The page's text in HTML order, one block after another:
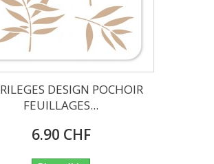
DESIGN POCHOIR
FEUILLAGES...
6.90 CHF